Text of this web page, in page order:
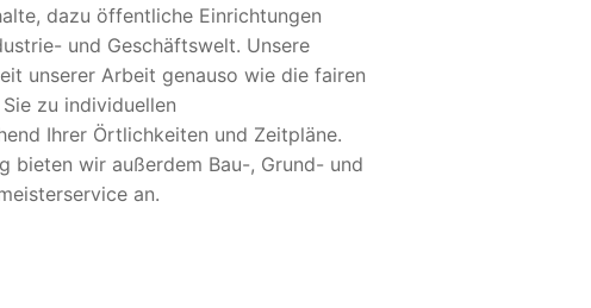
dazu öffentliche Einrichtungen
und Geschäftswelt. Unsere
unserer Arbeit genauso wie die fairen
zu individuellen
Ihrer Örtlichkeiten und Zeitpläne.
bieten wir außerdem Bau-, Grund- und
an.